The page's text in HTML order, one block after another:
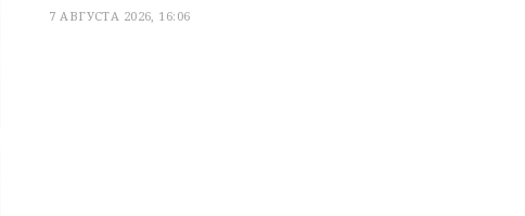
7 АВГУСТА 2026, 16:06